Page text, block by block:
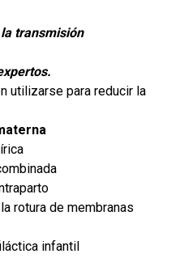
transmisión
utilizarse para reducir la
rotura de membranas
infantil